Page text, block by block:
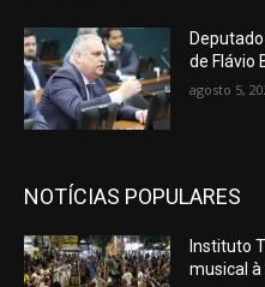
de Flávio
agosto 5,
NOTÍCIAS POPULARES
Instituto
musical à